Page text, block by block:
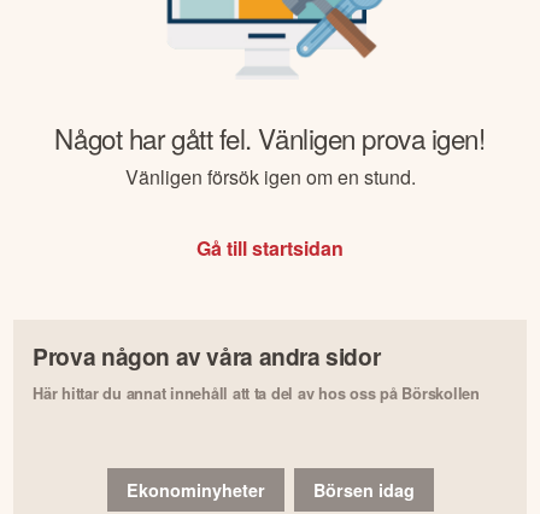
Något har gått fel. Vänligen prova igen!
Vänligen försök igen om en stund.
Gå till startsidan
Prova någon av våra andra sidor
Här hittar du annat innehåll att ta del av hos oss på Börskollen
Ekonominyheter Börsen idag